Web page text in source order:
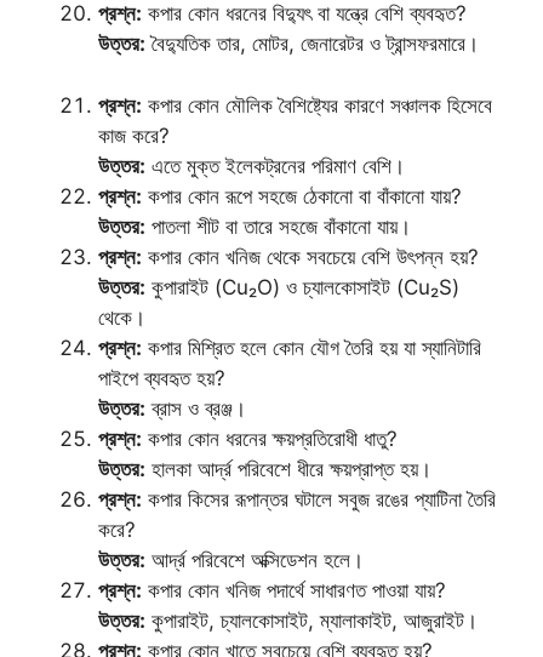
প্রশ্ন: কপার কোন ধরনের বিদ্যুৎ বা যন্ত্রে বেশি ব্যবহৃত?
উত্তর: বৈদ্যুতিক তার, মোটর, জেনারেটর ও ট্রান্সফরমারে।
প্রশ্ন: কপার কোন মৌলিক বৈশিষ্ট্যের কারণে সঞ্চালক হিসেবে
কাজ করে?
উত্তর: এতে মুক্ত ইলেকট্রনের পরিমাণ বেশি।
প্রশ্ন: কপার কোন রূপে সহজে ঠেকানো বা বাঁকানো যায়?
উত্তর: পাতলা শীট বা তারে সহজে বাঁকানো যায়।
প্রশ্ন: কপার কোন খনিজ থেকে সবচেয়ে বেশি উৎপন্ন হয়?
উত্তর: কুপারাইট (Cu₂O) ও চ্যালকোসাইট (Cu₂S)
থেকে।
প্রশ্ন: কপার মিশ্রিত হলে কোন যৌগ তৈরি হয় যা স্যানিটারি
পাইপে ব্যবহৃত হয়?
উত্তর: ব্রাস ও ব্রঞ্জ।
প্রশ্ন: কপার কোন ধরনের ক্ষয়প্রতিরোধী ধাতু?
উত্তর: হালকা আর্দ্র পরিবেশে ধীরে ক্ষয়প্রাপ্ত হয়।
প্রশ্ন: কপার কিসের রূপান্তর ঘটালে সবুজ রঙের প্যাটিনা তৈরি
করে?
উত্তর: আর্দ্র পরিবেশে অক্সিডেশন হলে।
প্রশ্ন: কপার কোন খনিজ পদার্থে সাধারণত পাওয়া যায়?
উত্তর: কুপারাইট, চ্যালকোসাইট, ম্যালাকাইট, আজুরাইট।
প্রশ্ন: কপার কোন খাতে সবচেয়ে বেশি ব্যবহৃত হয়?